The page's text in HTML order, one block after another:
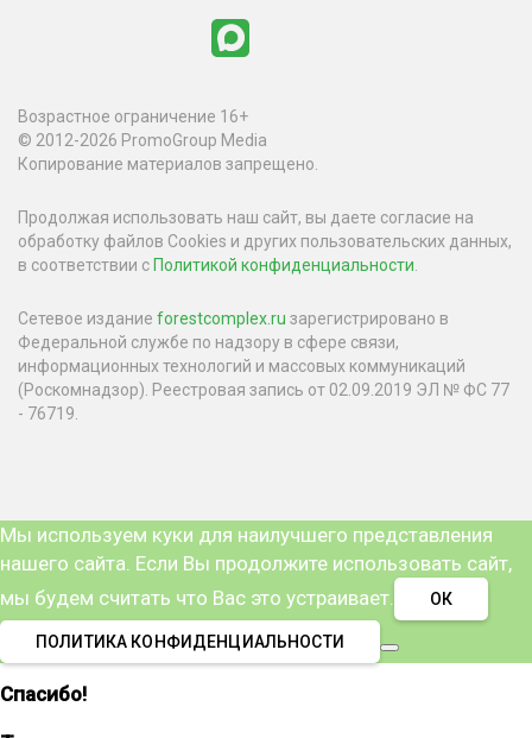
Возрастное ограничение 16+
© 2012-2026 PromoGroup Media
Копирование материалов запрещено.
Продолжая использовать наш сайт, вы даете согласие на
обработку файлов Cookies и других пользовательских данных,
в соответствии сПолитикой конфиденциальности
Сетевое издание forestcomplex.ru зарегистрировано в
Федеральной службе по надзору в сфере связи,
информационных технологий и массовых коммуникаций
(Роскомнадзор). Реестровая запись от 02.09.2019 ЭЛ № ФС 77
- 76719.
Мы используем куки для наилучшего представления
нашего сайта. Если Вы продолжите использовать сайт,
мы будем считать что Вас это устраивает.
ОК
ПОЛИТИКА КОНФИДЕНЦИАЛЬНОСТИ
Спасибо!